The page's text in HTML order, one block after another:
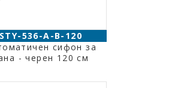
STY-536-A-B-120
сифон за
- черен 120 см